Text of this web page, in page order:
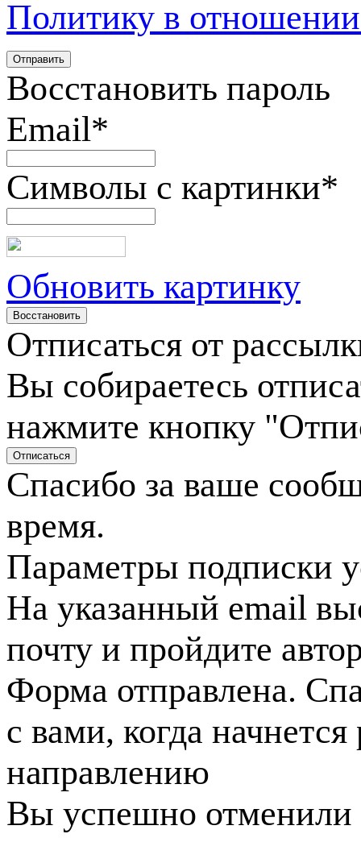
Политику в
Восстановить пароль
Email*
Символы с картинки*
Обновить картинку
Отписаться от
Вы собираетесь
нажмите кнопку
Спасибо за ваше
время.
Параметры подписки
На указанный email
почту и пройдите
Форма отправлена.
с вами, когда
направлению
Вы успешно отменили